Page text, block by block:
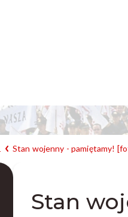
Stan wojenny - pamiętamy!
Stan